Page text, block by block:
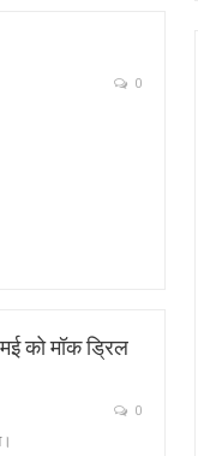
0
को मॉक ड्रिल
0